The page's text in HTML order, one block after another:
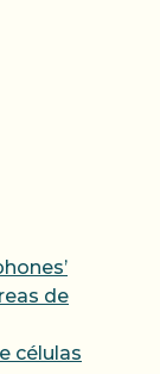
de
células